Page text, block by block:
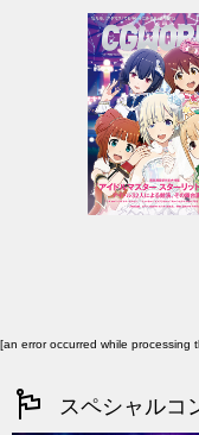
[an error occurred while processing
スペシャルコ